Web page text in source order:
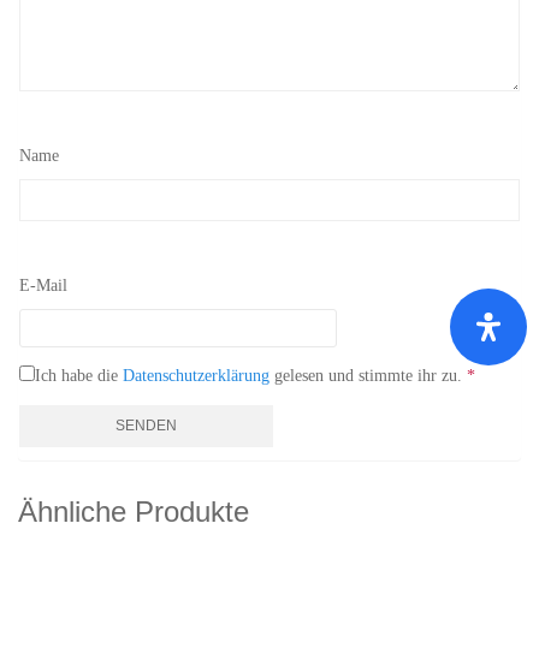
Name
E-Mail
Ich habe die Datenschutzerklärung gelesen und stimmte ihr zu. *
Ähnliche Produkte